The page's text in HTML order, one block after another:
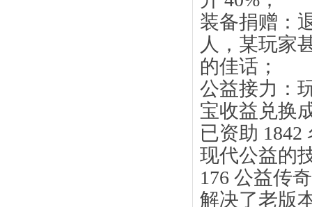
装备捐赠：
人，某玩家
的佳话；
公益接力：
宝收益兑换
已资助 1842
现代公益的
176 公益传
解决了老版